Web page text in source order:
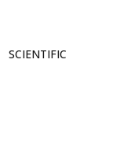
SCIENTIFIC